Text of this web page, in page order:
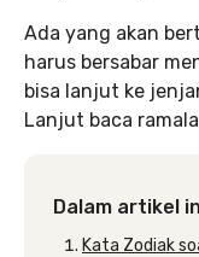
Ada yang akan
harus bersabar
bisa lanjut ke
Lanjut baca
Dalam artikel
Kata Zodiak